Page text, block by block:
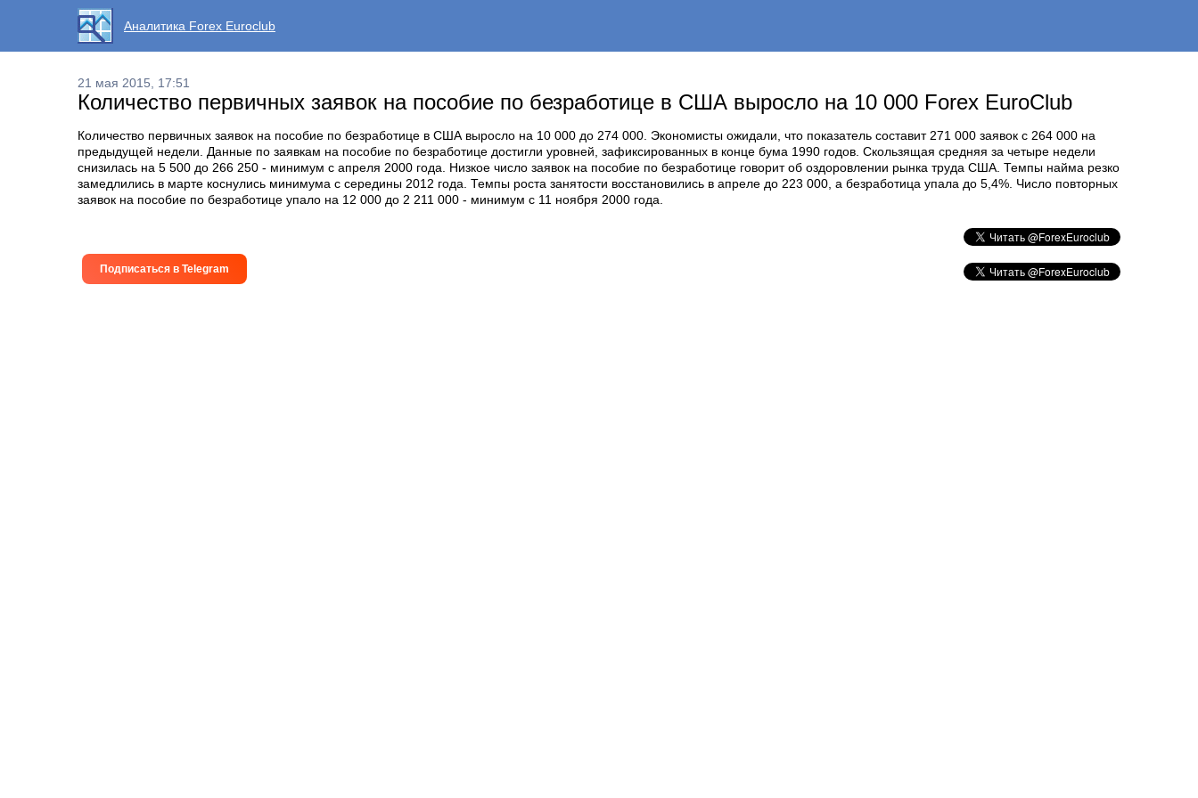
Аналитика Forex Euroclub
21 мая 2015, 17:51
Количество первичных заявок на пособие по безработице в США выросло на 10 000 Forex EuroClub
Количество первичных заявок на пособие по безработице в США выросло на 10 000 до 274 000. Экономисты ожидали, что показатель составит 271 000 заявок с 264 000 на
предыдущей недели. Данные по заявкам на пособие по безработице достигли уровней, зафиксированных в конце бума 1990 годов. Скользящая средняя за четыре недели
снизилась на 5 500 до 266 250 - минимум с апреля 2000 года. Низкое число заявок на пособие по безработице говорит об оздоровлении рынка труда США. Темпы найма резко
замедлились в марте коснулись минимума с середины 2012 года. Темпы роста занятости восстановились в апреле до 223 000, а безработица упала до 5,4%. Число повторных
заявок на пособие по безработице упало на 12 000 до 2 211 000 - минимум с 11 ноября 2000 года.
Подписаться в Telegram